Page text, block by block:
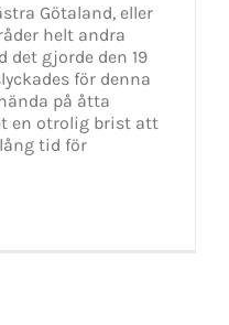
Götaland, eller
helt andra
gjorde den 19
för denna
på åtta
en otrolig brist att
tid för